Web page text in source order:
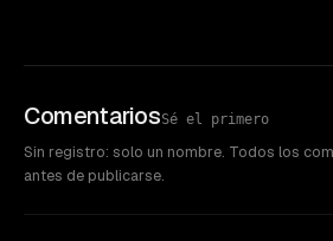
ComentariosSé el primero
Sin registro: solo un nombre. Todos los
antes de publicarse.